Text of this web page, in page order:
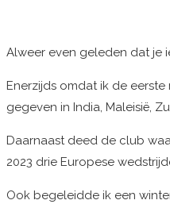
Alweer even geleden dat je
Enerzijds omdat ik de
gegeven in India, Maleisië,
Daarnaast deed de club
2023 drie Europese
Ook begeleidde ik een